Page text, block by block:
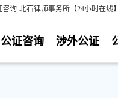
询-北石律师事务所【24小时在线
涉外公证
公证咨询